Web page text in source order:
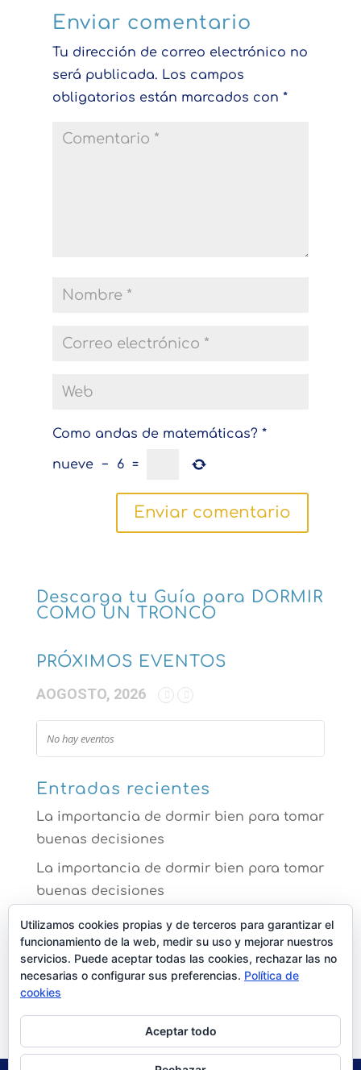
Enviar comentario
Tu dirección de correo electrónico no
será publicada. Los campos
obligatorios están marcados con *
Como andas de matemáticas? *
nueve − 6 =
Descarga tu Guía para DORMIR
COMO UN TRONCO
PRÓXIMOS EVENTOS
AOGOSTO, 2026
No hay eventos
Entradas recientes
La importancia de dormir bien para tomar
buenas decisiones
La importancia de dormir bien para tomar
buenas decisiones
La ansiedad te impide dormir mejor
Comer bien para dormir mejor
Los efectos de no dormir que no sabías
que ya padecías
Utilizamos cookies propias y de terceros para garantizar el
funcionamiento de la web, medir su uso y mejorar nuestros
servicios. Puede aceptar todas las cookies, rechazar las no
necesarias o configurar sus preferencias. Política de
cookies
Aceptar todo